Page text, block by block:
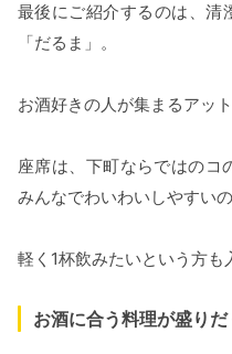
最後にご紹介するのは、清
「だるま」。
お酒好きの人が集まるアッ
座席は、下町ならではのコ
みんなでわいわいしやすい
軽く1杯飲みたいという方も
お酒に合う料理が盛りだ